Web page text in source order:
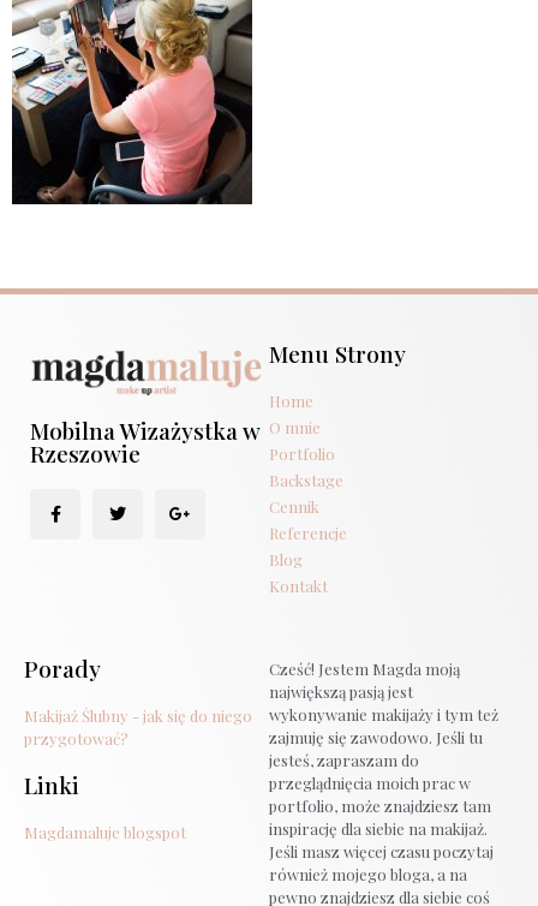
Mobilna Wizażystka w
Rzeszowie
Menu Strony
Home
O mnie
Portfolio
Backstage
Cennik
Referencje
Blog
Kontakt
Porady
Makijaż Ślubny - jak się do niego
przygotować?
Linki
Magdamaluje blogspot
Cześć! Jestem Magda moją
największą pasją jest
wykonywanie makijaży i tym też
zajmuję się zawodowo. Jeśli tu
jesteś, zapraszam do
przeglądnięcia moich prac w
portfolio, może znajdziesz tam
inspirację dla siebie na makijaż.
Jeśli masz więcej czasu poczytaj
również mojego bloga, a na
pewno znajdziesz dla siebie coś